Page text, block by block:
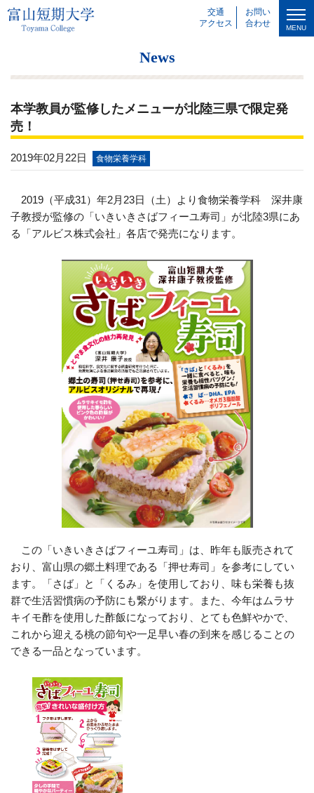
交通
アクセス
お問い
合わせ
MENU
News
本学教員が監修したメニューが北陸三県で限定発
売！
2019年02月22日 食物栄養学科
2019（平成31）年2月23日（土）より食物栄養学科 深井康
子教授が監修の「いきいきさばフィーユ寿司」が北陸3県にあ
る「アルビス株式会社」各店で発売になります。
この「いきいきさばフィーユ寿司」は、昨年も販売されて
おり、富山県の郷土料理である「押せ寿司」を参考にしてい
ます。「さば」と「くるみ」を使用しており、味も栄養も抜
群で生活習慣病の予防にも繋がります。また、今年はムラサ
キイモ酢を使用した酢飯になっており、とても色鮮やかで、
これから迎える桃の節句や一足早い春の到来を感じることの
できる一品となっています。